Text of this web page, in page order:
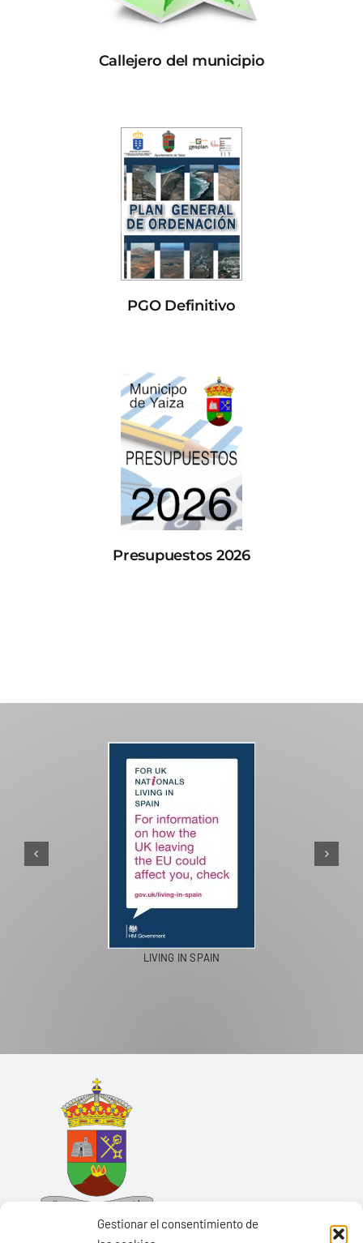
Gestionar el consentimiento de
Callejero del municipio
PGO Definitivo
Presupuestos 2026
LIVING IN SPAIN